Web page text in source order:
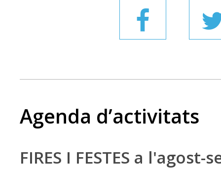
Agenda d’activitats
FIRES I FESTES a l'agost-